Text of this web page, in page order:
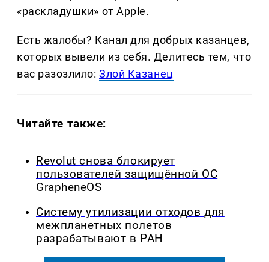
«раскладушки» от Apple.
Есть жалобы? Канал для добрых казанцев,
которых вывели из себя. Делитеcь тем, что
вас разозлило:Злой Казанец
Читайте также:
Revolut снова блокирует
пользователей защищённой ОС
GrapheneOS
Систему утилизации отходов для
межпланетных полетов
разрабатывают в РАН